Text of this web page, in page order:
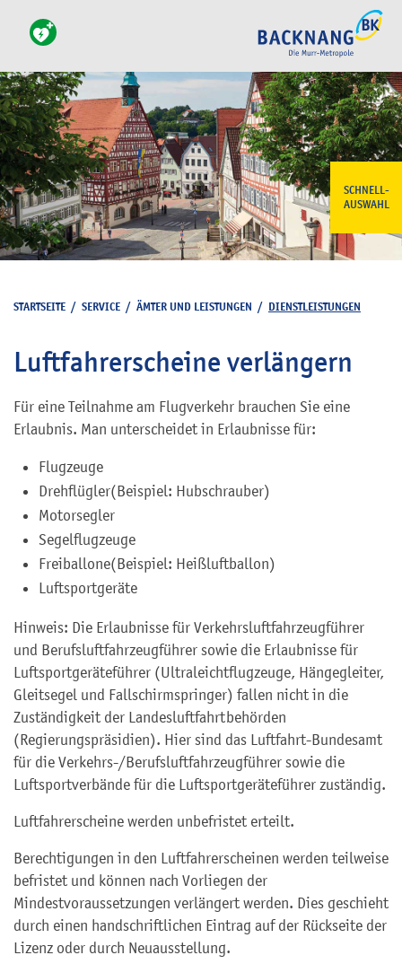
SCHNELL-
AUSWAHL
STARTSEITE / SERVICE / ÄMTER UND LEISTUNGEN / DIENSTLEISTUNGEN
Luftfahrerscheine verlängern
Für eine Teilnahme am Flugverkehr brauchen Sie eine
Erlaubnis. Man unterscheidet in Erlaubnisse für:
Flugzeuge
Drehflügler(Beispiel: Hubschrauber)
Motorsegler
Segelflugzeuge
Freiballone(Beispiel: Heißluftballon)
Luftsportgeräte
Hinweis: Die Erlaubnisse für Verkehrsluftfahrzeugführer
und Berufsluftfahrzeugführer sowie die Erlaubnisse für
Luftsportgeräteführer (Ultraleichtflugzeuge, Hängegleiter,
Gleitsegel und Fallschirmspringer) fallen nicht in die
Zuständigkeit der Landesluftfahrtbehörden
(Regierungspräsidien). Hier sind das Luftfahrt-Bundesamt
für die Verkehrs-/Berufsluftfahrzeugführer sowie die
Luftsportverbände für die Luftsportgeräteführer zuständig.
Luftfahrerscheine werden unbefristet erteilt.
Berechtigungen in den Luftfahrerscheinen werden teilweise
befristet und können nach Vorliegen der
Mindestvoraussetzungen verlängert werden. Dies geschieht
durch einen handschriftlichen Eintrag auf der Rückseite der
Lizenz oder durch Neuausstellung.